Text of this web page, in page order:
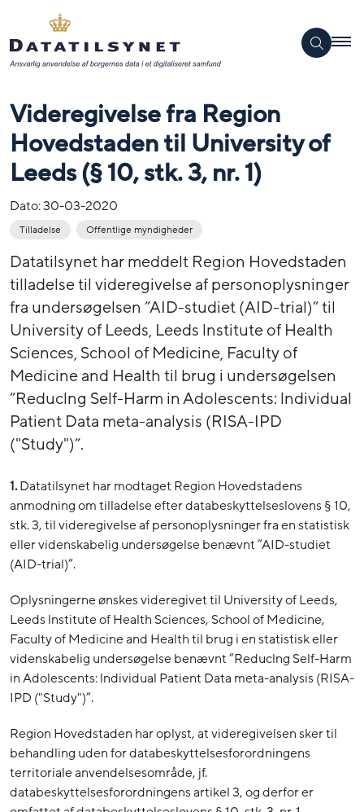
Videregivelse fra Region
Hovedstaden til University of
Leeds (§ 10, stk. 3, nr. 1)
Dato:30-03-2020
Tilladelse Offentlige myndigheder
Datatilsynet har meddelt Region Hovedstaden
tilladelse til videregivelse af personoplysninger
fra undersøgelsen ”AID-studiet (AID-trial)” til
University of Leeds, Leeds lnstitute of Health
Sciences, School of Medicine, Faculty of
Medicine and Health til brug i undersøgelsen
”Reduclng Self-Harm in Adolescents: lndividual
Patient Data meta-analysis (RISA-IPD
("Study")”.
1.Datatilsynet har modtaget Region Hovedstadens
anmodning om tilladelse efter databeskyttelseslovens § 10,
stk. 3, til videregivelse af personoplysninger fra en statistisk
eller videnskabelig undersøgelse benævnt ”AID-studiet
(AID-trial)”.
Oplysningerne ønskes videregivet til University of Leeds,
Leeds lnstitute of Health Sciences, School of Medicine,
Faculty of Medicine and Health til brug i en statistisk eller
videnskabelig undersøgelse benævnt ”Reduclng Self-Harm
in Adolescents: lndividual Patient Data meta-analysis (RISA-
IPD ("Study")”.
Region Hovedstaden har oplyst, at videregivelsen sker til
behandling uden for databeskyttelsesforordningens
territoriale anvendelsesområde, jf.
databeskyttelsesforordningens artikel 3, og derfor er